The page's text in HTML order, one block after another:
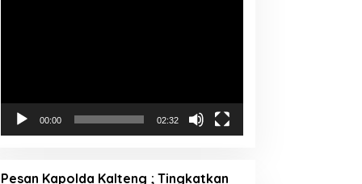
00:00 02:32
Pesan Kapolda Kalteng ; Tingkatkan